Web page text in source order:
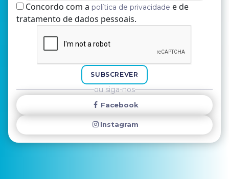
Nome
E-mail
Concordo com a política de privacidade e de
tratamento de dados pessoais.
SUBSCREVER
ou siga-nos
Facebook
Instagram